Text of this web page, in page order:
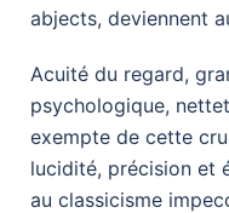
abjects, deviennent
Acuité du regard,
psychologique,
exempte de cette
lucidité, précision et
au classicisme